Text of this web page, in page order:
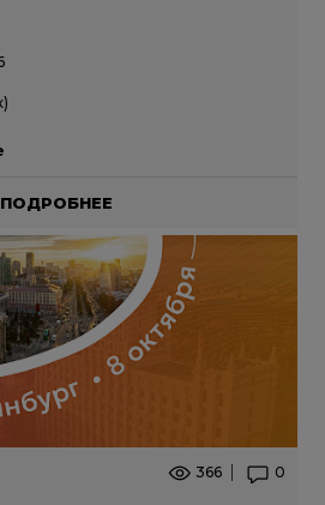
ПОДРОБНЕЕ
366 0